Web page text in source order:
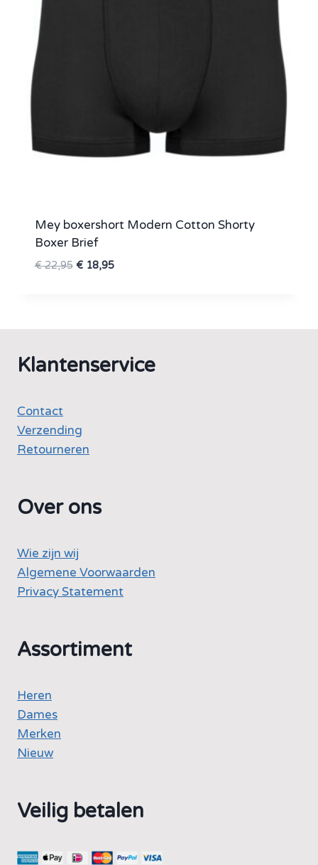
Mey boxershort Modern Cotton Shorty
Boxer Brief
€22,95 Oorspronkelijke
€18,95Huidige
Klantenservice
Contact
Verzending
Retourneren
Over ons
Wie zijn wij
Algemene Voorwaarden
Privacy Statement
Assortiment
Heren
Dames
Merken
Nieuw
Veilig betalen